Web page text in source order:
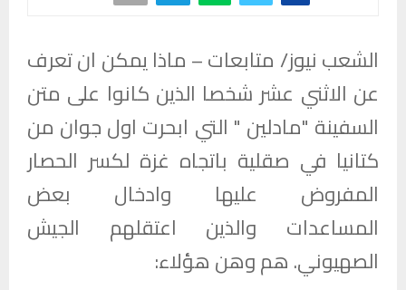
الشعب نيوز/ متابعات – ماذا يمكن ان تعرف
عن الاثني عشر شخصا الذين كانوا على متن
السفينة "مادلين " التي ابحرت اول جوان من
كتانيا في صقلية باتجاه غزة لكسر الحصار
المفروض عليها وادخال بعض
المساعدات والذين اعتقلهم الجيش
الصهيوني. هم وهن هؤلاء: